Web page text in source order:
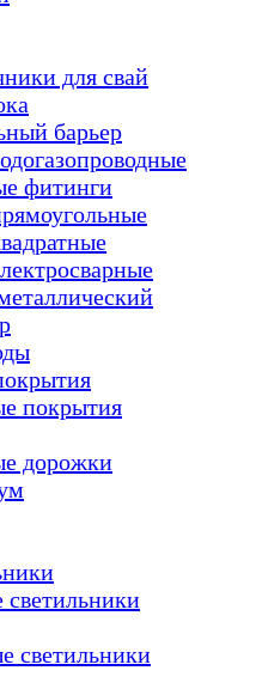
для свай
барьер
фитинги
покрытия
дорожки
светильники
светильники